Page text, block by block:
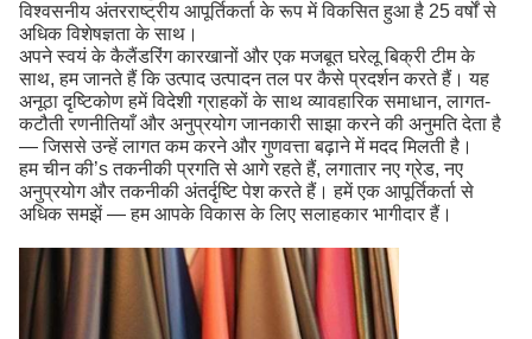
विश्वसनीय अंतरराष्ट्रीय आपूर्तिकर्ता के रूप में विकसित हुआ है 25 वर्षों से
अधिक विशेषज्ञता के साथ।
अपने स्वयं के कैलैंडरिंग कारखानों और एक मजबूत घरेलू बिक्री टीम के
साथ, हम जानते हैं कि उत्पाद उत्पादन तल पर कैसे प्रदर्शन करते हैं। यह
अनूठा दृष्टिकोण हमें विदेशी ग्राहकों के साथ व्यावहारिक समाधान, लागत-
कटौती रणनीतियाँ और अनुप्रयोग जानकारी साझा करने की अनुमति देता है
— जिससे उन्हें लागत कम करने और गुणवत्ता बढ़ाने में मदद मिलती है।
हम चीन की’s तकनीकी प्रगति से आगे रहते हैं, लगातार नए ग्रेड, नए
अनुप्रयोग और तकनीकी अंतर्दृष्टि पेश करते हैं। हमें एक आपूर्तिकर्ता से
अधिक समझें — हम आपके विकास के लिए सलाहकार भागीदार हैं।